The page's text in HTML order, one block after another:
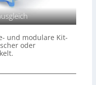
und modulare Kit-
oder